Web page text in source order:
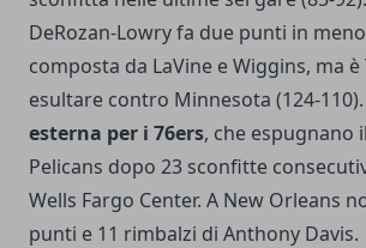
DeRozan-Lowry fa due punti in
composta da LaVine e Wiggins, ma
esultare contro Minnesota (124-110).
esterna per i 76ers, che espugnano
Pelicans dopo 23 sconfitte
Wells Fargo Center. A New Orleans
punti e 11 rimbalzi di Anthony Davis.